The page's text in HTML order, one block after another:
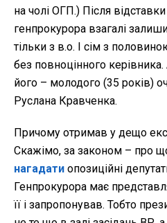
на чолі ОГП.) Після
генпрокурора взагалі
тільки з в.о. І сім з
без повноцінного
його – молодого (35 років)
Руслана Кравченка.
Причому отримав у дещо
Скажімо, за законом – про
нагадати опозиційні
Генпрокурора має
її і запропонував. Тобто